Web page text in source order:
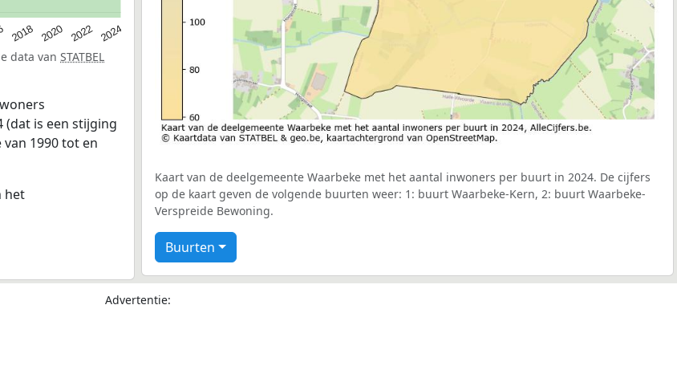
2018 2020 2022 2024
data van STATBEL
(dat is een stijging
1990 tot en
het
Kaart van de deelgemeente Waarbeke met het aantal inwoners per buurt in 2024. De cijfers
op de kaart geven de volgende buurten weer: 1: buurt Waarbeke-Kern, 2: buurt Waarbeke-
Verspreide Bewoning.
Buurten
Advertentie: